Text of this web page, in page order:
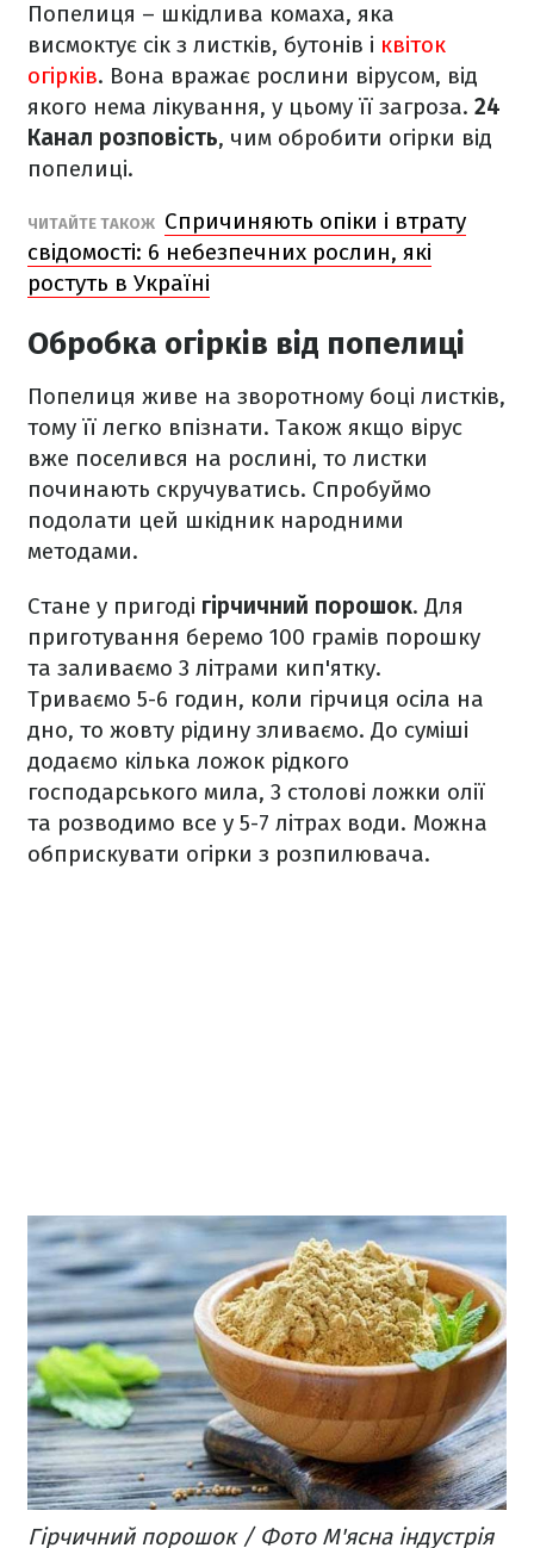
Попелиця – шкідлива комаха, яка
висмоктує сік з листків, бутонів і квіток
огірків. Вона вражає рослини вірусом, від
якого нема лікування, у цьому її загроза. 24
Канал розповість, чим обробити огірки від
попелиці.
ЧИТАЙТЕ ТАКОЖ Спричиняють опіки і втрату
свідомості: 6 небезпечних рослин, які
ростуть в Україні
Обробка огірків від попелиці
Попелиця живе на зворотному боці листків,
тому її легко впізнати. Також якщо вірус
вже поселився на рослині, то листки
починають скручуватись. Спробуймо
подолати цей шкідник народними
методами.
Стане у пригоді гірчичний порошок. Для
приготування беремо 100 грамів порошку
та заливаємо 3 літрами кип'ятку.
Триваємо 5-6 годин, коли гірчиця осіла на
дно, то жовту рідину зливаємо. До суміші
додаємо кілька ложок рідкого
господарського мила, 3 столові ложки олії
та розводимо все у 5-7 літрах води. Можна
обприскувати огірки з розпилювача.
Гірчичний порошок / Фото М'ясна індустрія